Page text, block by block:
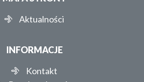
Aktualności
INFORMACJE
Kontakt